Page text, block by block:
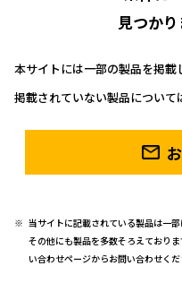
見つかり
本サイトには一部の製品を掲載
掲載されていない製品について
当サイトに記載されている製品は一部
その他にも製品を多数そろえており
い合わせページからお問い合わせくだ